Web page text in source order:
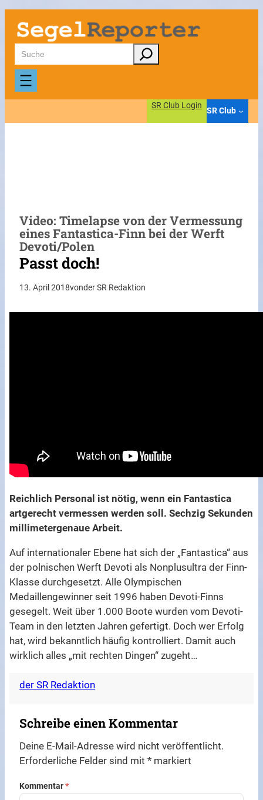
Zum
Inhalt
springen
Suchen
SR Club Login
SR Club
Video: Timelapse von der Vermessung
eines Fantastica-Finn bei der Werft
Devoti/Polen
Passt doch!
13. April 2018vonder SR Redaktion
Reichlich Personal ist nötig, wenn ein Fantastica
artgerecht vermessen werden soll. Sechzig Sekunden
millimetergenaue Arbeit.
Auf internationaler Ebene hat sich der „Fantastica“ aus
der polnischen Werft Devoti als Nonplusultra der Finn-
Klasse durchgesetzt. Alle Olympischen
Medaillengewinner seit 1996 haben Devoti-Finns
gesegelt. Weit über 1.000 Boote wurden vom Devoti-
Team in den letzten Jahren gefertigt. Doch wer Erfolg
hat, wird bekanntlich häufig kontrolliert. Damit auch
wirklich alles „mit rechten Dingen“ zugeht…
der SR Redaktion
Schreibe einen Kommentar
Deine E-Mail-Adresse wird nicht veröffentlicht.
Erforderliche Felder sind mit* markiert
Kommentar*